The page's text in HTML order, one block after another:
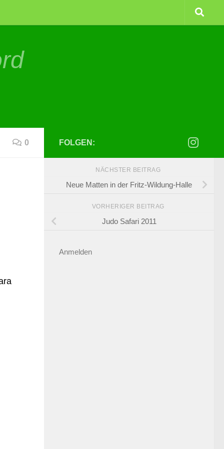
0 FOLGEN:
NÄCHSTER BEITRAG
Neue Matten in der Fritz-Wildung-Halle
VORHERIGER BEITRAG
Judo Safari 2011
Anmelden